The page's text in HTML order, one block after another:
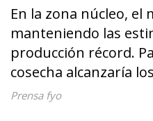
En la zona núcleo, el
manteniendo las
producción récord.
cosecha alcanzaría
Prensa fyo